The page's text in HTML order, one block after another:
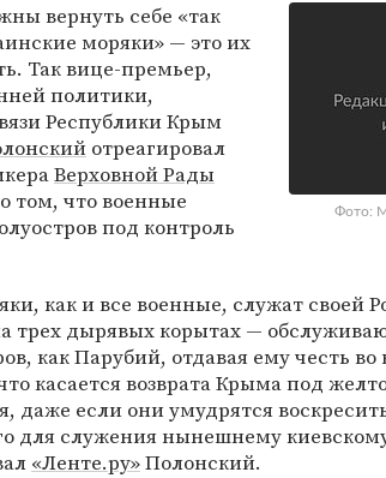
Фото:
вернуть себе «так
моряки» — это их
Так вице-премьер,
политики,
Республики Крым
отреагировал
Верховной Рады
о том, что военные
под контроль
как и все военные, служат своей
трех дырявых корытах —
как Парубий, отдавая ему честь
касается возврата Крыма под
даже если они умудрятся
для служения нынешнему
«Ленте.ру»Полонский.